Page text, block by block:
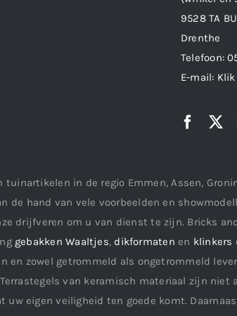
9528 TA
Drenthe
Telefoon:
E-mail:
in de regio Emmen, Assen,
de hand van vele voorbeelden en
drijfveren om u van dienst te zijn. Bricks
gebakken Waaltjes, dikformaten en klinkers
en zowel getrommeld als ongetrommeld
van keramisch materiaal zijn niet
eigen veiligheid ten goede komt.